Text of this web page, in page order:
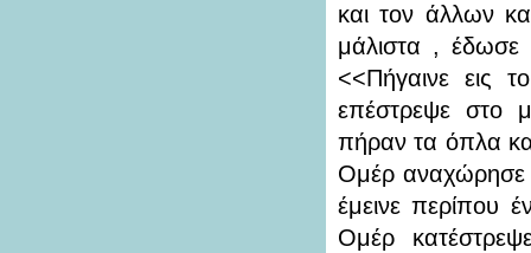
και τον άλλων
μάλιστα , έδωσε
<<Πήγαινε εις
επέστρεψε στο
πήραν τα όπλα
Ομέρ αναχώρησε
έμεινε περίπου
Ομέρ